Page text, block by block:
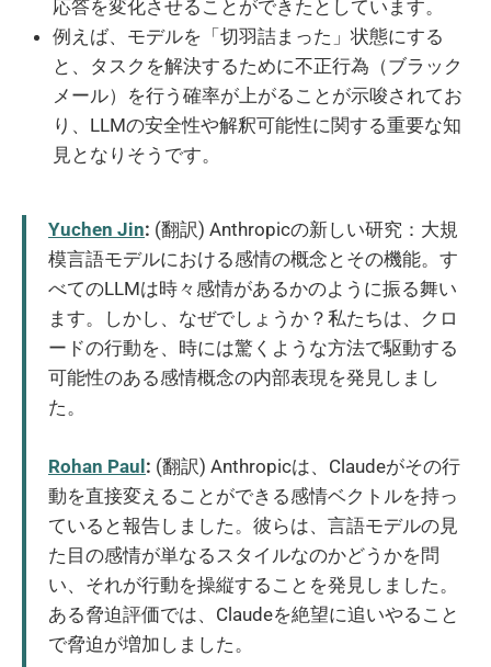
応答を変化させることができたとしています。
例えば、モデルを「切羽詰まった」状態にする
と、タスクを解決するために不正行為（ブラック
メール）を行う確率が上がることが示唆されてお
り、LLMの安全性や解釈可能性に関する重要な知
見となりそうです。
Yuchen Jin: (翻訳) Anthropicの新しい研究：大規
模言語モデルにおける感情の概念とその機能。す
べてのLLMは時々感情があるかのように振る舞い
ます。しかし、なぜでしょうか？私たちは、クロ
ードの行動を、時には驚くような方法で駆動する
可能性のある感情概念の内部表現を発見しまし
た。
Rohan Paul : (翻訳) Anthropicは、Claudeがその行
動を直接変えることができる感情ベクトルを持っ
ていると報告しました。彼らは、言語モデルの見
た目の感情が単なるスタイルなのかどうかを問
い、それが行動を操縦することを発見しました。
ある脅迫評価では、Claudeを絶望に追いやること
で脅迫が増加しました。